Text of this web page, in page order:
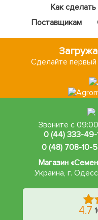
Как сделать
Поставщикам
Сделайте первый
Звоните с
0 (44) 333-49-
0 (48) 708-10-
Магазин
Украина, г.
4.7